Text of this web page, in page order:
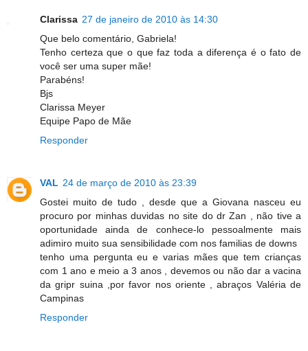
Clarissa 27 de janeiro de 2010 às 14:30
Que belo comentário, Gabriela!
Tenho certeza que o que faz toda a diferença é o fato de
você ser uma super mãe!
Parabéns!
Bjs
Clarissa Meyer
Equipe Papo de Mãe
Responder
VAL 24 de março de 2010 às 23:39
Gostei muito de tudo , desde que a Giovana nasceu eu
procuro por minhas duvidas no site do dr Zan , não tive a
oportunidade ainda de conhece-lo pessoalmente mais
adimiro muito sua sensibilidade com nos familias de downs
tenho uma pergunta eu e varias mães que tem crianças
com 1 ano e meio a 3 anos , devemos ou não dar a vacina
da gripr suina ,por favor nos oriente , abraços Valéria de
Campinas
Responder